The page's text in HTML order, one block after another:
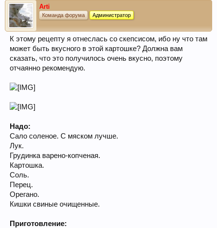
Arti
Команда форума Администратор
К этому рецепту я отнеслась со скепсисом, ибо ну что там
может быть вкусного в этой картошке? Должна вам
сказать, что это получилось очень вкусно, поэтому
отчаянно рекомендую.
Надо:
Сало соленое. С мяском лучше.
Лук.
Грудинка варено-копченая.
Картошка.
Соль.
Перец.
Орегано.
Кишки свиные очищенные.
Приготовление: